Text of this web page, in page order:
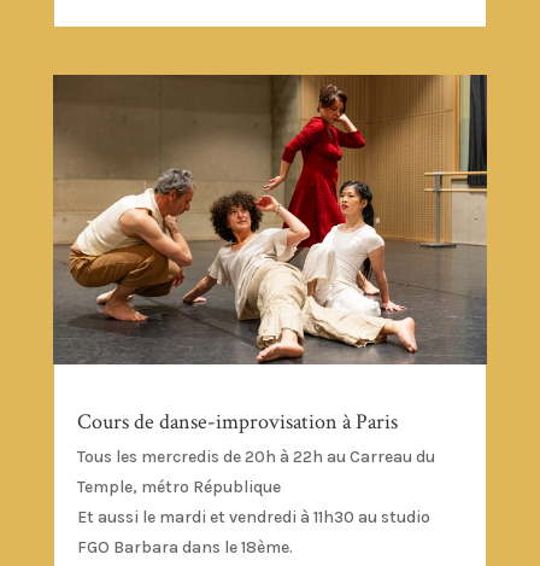
Cours de danse-improvisation à Paris
Tous les mercredis de 20h à 22h au Carreau du
Temple, métro République
Et aussi le mardi et vendredi à 11h30 au studio
FGO Barbara dans le 18ème.